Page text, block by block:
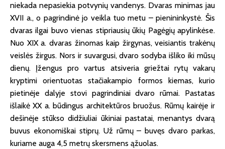
niekada nepasiekia potvynių vandenys. Dvaras minimas jau
XVII a., o pagrindinė jo veikla tuo metu – pienininkystė. Šis
dvaras ilgai buvo vienas stipriausių ūkių Pagėgių apylinkėse.
Nuo XIX a. dvaras žinomas kaip žirgynas, veisiantis trakėnų
veislės žirgus. Nors ir suvargusi, dvaro sodyba išliko iki mūsų
dienų. Įžengus pro vartus atsiveria griežtai rytų vakarų
kryptimi orientuotas stačiakampio formos kiemas, kurio
pietinėje dalyje stovi pagrindiniai dvaro rūmai. Pastatas
išlaikė XX a. būdingus architektūros bruožus. Rūmų kairėje ir
dešinėje stūkso didžiuliai ūkiniai pastatai, menantys dvarą
buvus ekonomiškai stiprų. Už rūmų – buvęs dvaro parkas,
kuriame auga 4,5 metrų skersmens ąžuolas.